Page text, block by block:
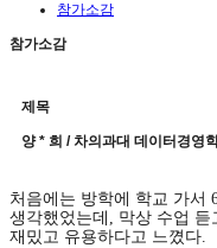
참가소감
참가소감
제목
양 * 희 / 차의과대 데이터경영
처음에는 방학에 학교 가서
생각했었는데 , 막상 수업 듣
재밌고 유용하다고 느꼈다.